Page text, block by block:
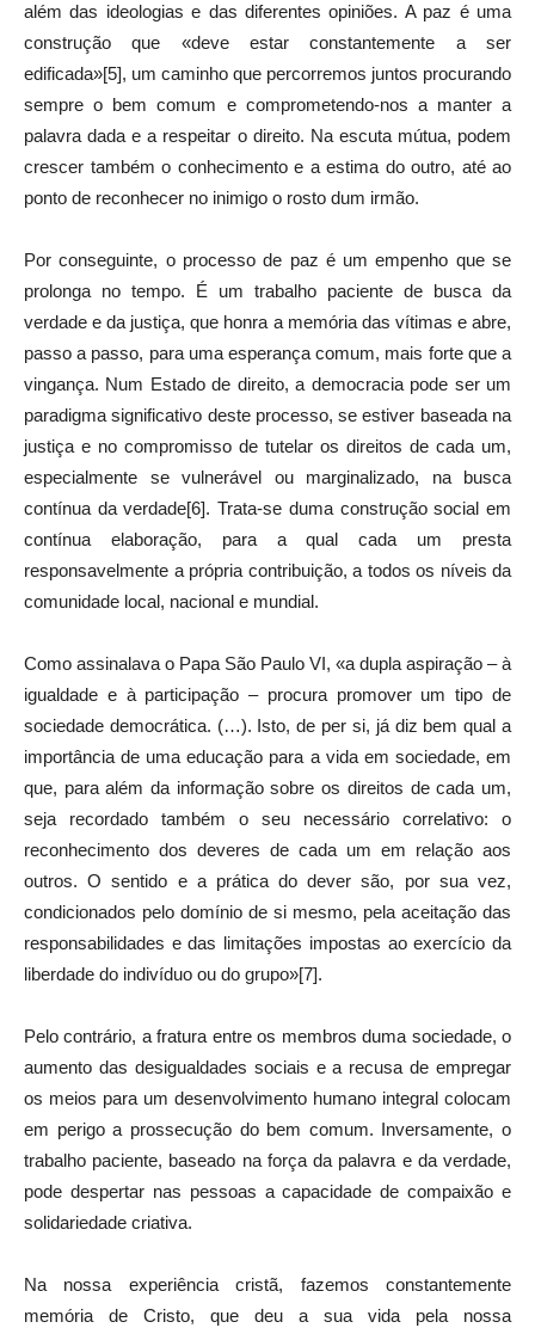
além das ideologias e das diferentes opiniões. A paz é uma
construção que «deve estar constantemente a ser
edificada»[5], um caminho que percorremos juntos procurando
sempre o bem comum e comprometendo-nos a manter a
palavra dada e a respeitar o direito. Na escuta mútua, podem
crescer também o conhecimento e a estima do outro, até ao
ponto de reconhecer no inimigo o rosto dum irmão.
Por conseguinte, o processo de paz é um empenho que se
prolonga no tempo. É um trabalho paciente de busca da
verdade e da justiça, que honra a memória das vítimas e abre,
passo a passo, para uma esperança comum, mais forte que a
vingança. Num Estado de direito, a democracia pode ser um
paradigma significativo deste processo, se estiver baseada na
justiça e no compromisso de tutelar os direitos de cada um,
especialmente se vulnerável ou marginalizado, na busca
contínua da verdade[6]. Trata-se duma construção social em
contínua elaboração, para a qual cada um presta
responsavelmente a própria contribuição, a todos os níveis da
comunidade local, nacional e mundial.
Como assinalava o Papa São Paulo VI, «a dupla aspiração – à
igualdade e à participação – procura promover um tipo de
sociedade democrática. (…). Isto, de per si, já diz bem qual a
importância de uma educação para a vida em sociedade, em
que, para além da informação sobre os direitos de cada um,
seja recordado também o seu necessário correlativo: o
reconhecimento dos deveres de cada um em relação aos
outros. O sentido e a prática do dever são, por sua vez,
condicionados pelo domínio de si mesmo, pela aceitação das
responsabilidades e das limitações impostas ao exercício da
liberdade do indivíduo ou do grupo»[7].
Pelo contrário, a fratura entre os membros duma sociedade, o
aumento das desigualdades sociais e a recusa de empregar
os meios para um desenvolvimento humano integral colocam
em perigo a prossecução do bem comum. Inversamente, o
trabalho paciente, baseado na força da palavra e da verdade,
pode despertar nas pessoas a capacidade de compaixão e
solidariedade criativa.
Na nossa experiência cristã, fazemos constantemente
memória de Cristo, que deu a sua vida pela nossa